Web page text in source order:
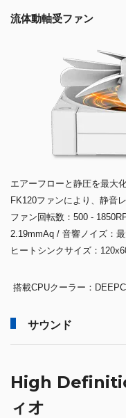
流体動軸受ファン
エアーフローと静圧を最大
FK120ファンにより、静音
ファン回転数：500 -
2.19mmAq / 音響ノイズ：
ヒートシンクサイズ：
搭載CPUクーラー：
サウンド
High
ィオ